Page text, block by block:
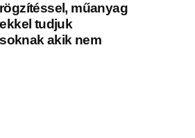
műanyag
tudjuk
akik nem